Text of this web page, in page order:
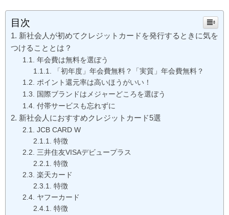
目次
新社会人が初めてクレジットカードを発行するときに気を
つけることとは？
年会費は無料を選ぼう
「初年度」年会費無料？「実質」年会費無料？
ポイント還元率は高いほうがいい！
国際ブランドはメジャーどころを選ぼう
付帯サービスも忘れずに
新社会人におすすめクレジットカード5選
JCB CARD W
特徴
三井住友VISAデビュープラス
特徴
楽天カード
特徴
ヤフーカード
特徴